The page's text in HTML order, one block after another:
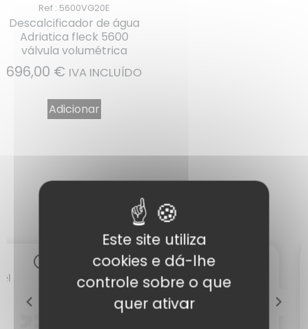
Ref : 5600VG20E
Descalcificador de água
Adriatica fleck 5600
válvula volumétrica
696,00 € IVA INCLUÍDO
Adicionar
Este site utiliza
cookies e dá-lhe
controle sobre o que
quer ativar